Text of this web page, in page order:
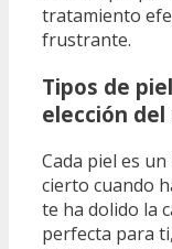
tratamiento
frustrante.
Tipos de
elección
Cada piel es
cierto cuando
te ha dolido la
perfecta para